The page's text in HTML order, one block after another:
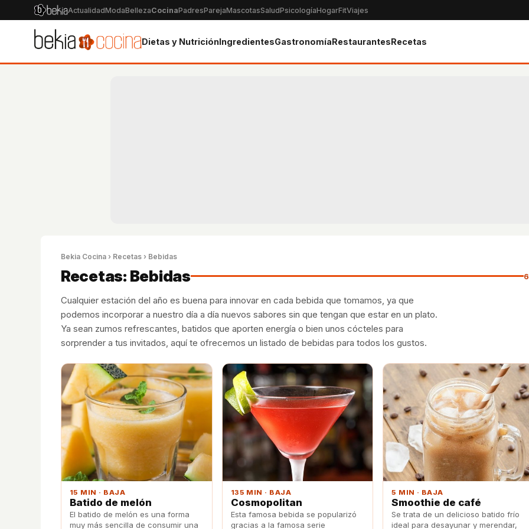
ActualidadModaBellezaCocinaPadresParejaMascotasSaludPsicologíaHogarFitViajes
Dietas y NutriciónIngredientesGastronomíaRestaurantesRecetas
Bekia Cocina › Recetas › Bebidas
Recetas: Bebidas
Cualquier estación del año es buena para innovar en cada bebida que tomamos, ya que
podemos incorporar a nuestro día a día nuevos sabores sin que tengan que estar en un plato.
Ya sean zumos refrescantes, batidos que aporten energía o bien unos cócteles para
sorprender a tus invitados, aquí te ofrecemos un listado de bebidas para todos los gustos.
15 MIN · BAJA
Batido de melón
El batido de melón es una forma
muy más sencilla de consumir una
135 MIN · BAJA
Cosmopolitan
Esta famosa bebida se popularizó
gracias a la famosa serie
5 MIN · BAJA
Smoothie de café
Se trata de un delicioso batido frío
ideal para desayunar y merendar,